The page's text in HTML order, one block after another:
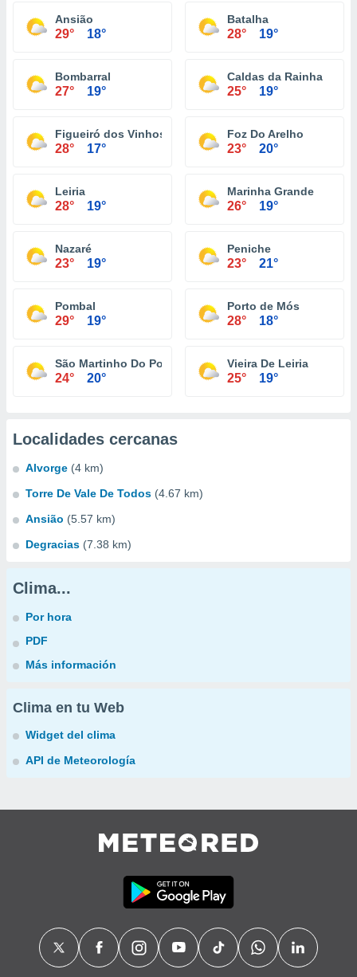
Ansião
29° 18°
Batalha
28° 19°
Bombarral
27° 19°
Caldas da Rainha
25° 19°
Figueiró dos Vinhos
28° 17°
Foz Do Arelho
23° 20°
Leiria
28° 19°
Marinha Grande
26° 19°
Nazaré
23° 19°
Peniche
23° 21°
Pombal
29° 19°
Porto de Mós
28° 18°
São Martinho Do Porto
24° 20°
Vieira De Leiria
25° 19°
Localidades cercanas
Alvorge (4 km)
Torre De Vale De Todos (4.67 km)
Ansião (5.57 km)
Degracias (7.38 km)
Clima...
Por hora
PDF
Más información
Clima en tu Web
Widget del clima
API de Meteorología